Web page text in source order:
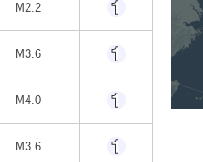
M2.2
M3.6
M4.0
M3.6